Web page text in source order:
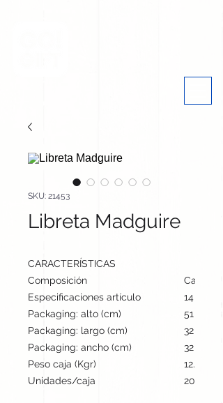
SKU: 21453
Libreta Madguire
CARACTERÍSTICAS
Composición
Cartón
Especificaciones artículo
14 cm /
Packaging: alto (cm)
51
Packaging: largo (cm)
32
Packaging: ancho (cm)
32
Peso caja (Kgr)
12.5
Unidades/caja
200